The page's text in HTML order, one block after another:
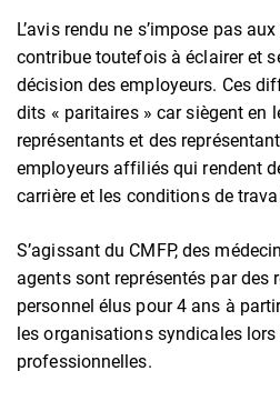
L’avis rendu ne s’impose pas
contribue toutefois à éclairer et
décision des employeurs. Ces
dits « paritaires » car siègent en
représentants et des
employeurs affiliés qui rendent
carrière et les conditions de
S’agissant du CMFP, des
agents sont représentés par des
personnel élus pour 4 ans à
les organisations syndicales
professionnelles.